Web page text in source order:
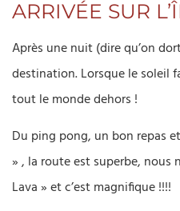
ARRIVÉE SUR
Après une nuit (dire qu’on
destination. Lorsque le soleil
tout le monde dehors !
Du ping pong, un bon repas
» , la route est superbe, nous
Lava » et c’est magnifique !!!!